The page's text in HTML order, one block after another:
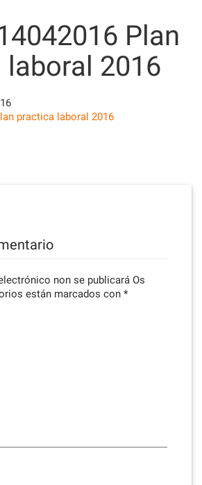
Plan
2016
practica laboral 2016
non se publicará Os
están marcados con *